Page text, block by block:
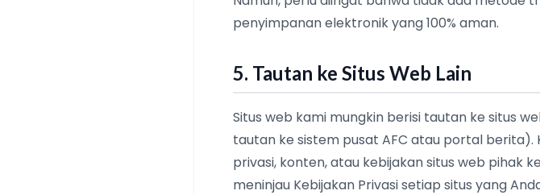
penyimpanan elektronik yang 100% aman.
5. Tautan ke Situs Web Lain
Situs web kami mungkin berisi tautan ke situs
tautan ke sistem pusat AFC atau portal
privasi, konten, atau kebijakan situs web pihak
meninjau Kebijakan Privasi setiap situs yang